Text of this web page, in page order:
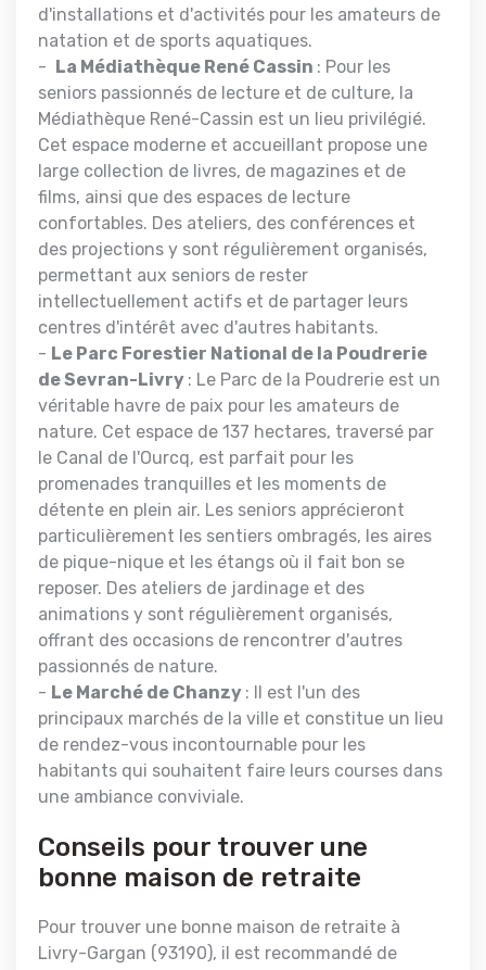
d'installations et d'activités pour les amateurs de
natation et de sports aquatiques.
- La Médiathèque René Cassin : Pour les
seniors passionnés de lecture et de culture, la
Médiathèque René-Cassin est un lieu privilégié.
Cet espace moderne et accueillant propose une
large collection de livres, de magazines et de
films, ainsi que des espaces de lecture
confortables. Des ateliers, des conférences et
des projections y sont régulièrement organisés,
permettant aux seniors de rester
intellectuellement actifs et de partager leurs
centres d'intérêt avec d'autres habitants.
- Le Parc Forestier National de la Poudrerie
de Sevran-Livry : Le Parc de la Poudrerie est un
véritable havre de paix pour les amateurs de
nature. Cet espace de 137 hectares, traversé par
le Canal de l'Ourcq, est parfait pour les
promenades tranquilles et les moments de
détente en plein air. Les seniors apprécieront
particulièrement les sentiers ombragés, les aires
de pique-nique et les étangs où il fait bon se
reposer. Des ateliers de jardinage et des
animations y sont régulièrement organisés,
offrant des occasions de rencontrer d'autres
passionnés de nature.
- Le Marché de Chanzy : Il est l'un des
principaux marchés de la ville et constitue un lieu
de rendez-vous incontournable pour les
habitants qui souhaitent faire leurs courses dans
une ambiance conviviale.
Conseils pour trouver une
bonne maison de retraite
Pour trouver une bonne maison de retraite à
Livry-Gargan (93190), il est recommandé de